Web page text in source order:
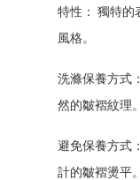
特性： 獨特的
風格。
洗滌保養方式
然的皺褶紋理。
避免保養方式
計的皺褶燙平。